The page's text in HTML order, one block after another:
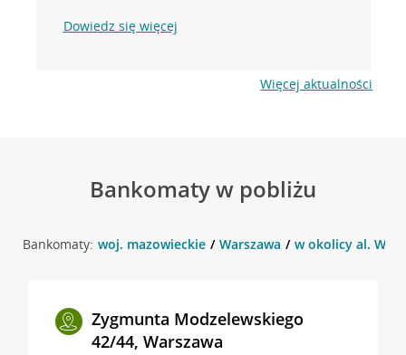
Dowiedz się więcej
Więcej aktualności
Bankomaty w pobliżu
Bankomaty: woj. mazowieckie Warszawa w okolicy al.
Zygmunta Modzelewskiego
42/44, Warszawa